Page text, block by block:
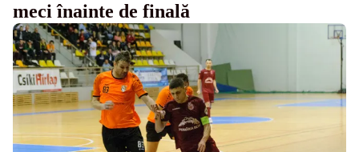
meci înainte de finală